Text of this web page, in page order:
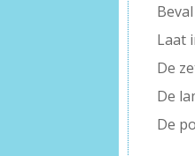
Laat
De
De
De